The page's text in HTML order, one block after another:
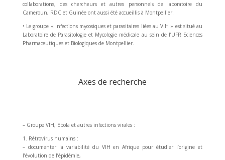
collaborations, des chercheurs et autres personnels de laboratoire du
Cameroun, RDC et Guinée ont aussi été accueillis à Montpellier.
• Le groupe « Infections mycosiques et parasitaires liées au VIH » est situé au
Laboratoire de Parasitologie et Mycologie médicale au sein de l’UFR Sciences
Pharmaceutiques et Biologiques de Montpellier.
Axes de recherche
– Groupe VIH, Ebola et autres infections virales :
1. Rétrovirus humains :
– documenter la variabilité du VIH en Afrique pour étudier l’origine et
l’évolution de l’épidémie,